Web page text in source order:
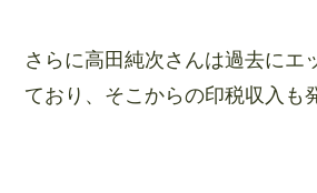
さらに高田純次さんは過去にエ
ており、そこからの印税収入も